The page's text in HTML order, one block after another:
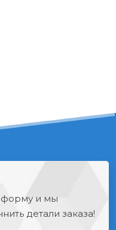
форму и мы
детали заказа!